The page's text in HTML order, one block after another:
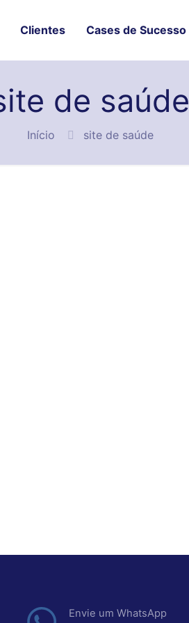
Clientes Cases de Sucesso
de saúde
Início site de saúde
Envie um WhatsApp